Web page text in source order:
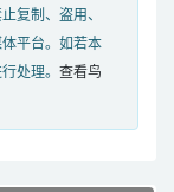
复制、盗用、
平台。如若本
处理。 查看鸟